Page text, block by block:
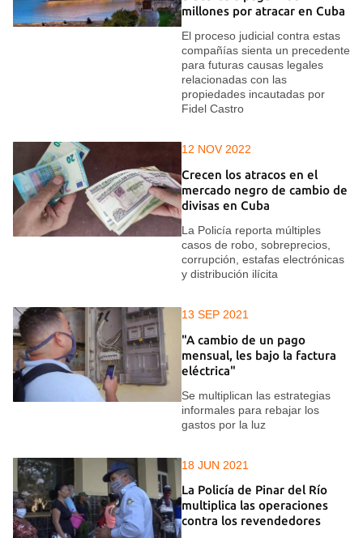
millones por atracar en Cuba
El proceso judicial contra estas
compañías sienta un precedente
para futuras causas legales
relacionadas con las
propiedades incautadas por
Fidel Castro
12 NOV 2022
Crecen los atracos en el
mercado negro de cambio de
divisas en Cuba
La Policía reporta múltiples
casos de robo, sobreprecios,
corrupción, estafas electrónicas
y distribución ilícita
13 SEP 2021
"A cambio de un pago
mensual, les bajo la factura
eléctrica"
Se multiplican las estrategias
informales para rebajar los
gastos por la luz
18 JUN 2021
La Policía de Pinar del Río
multiplica las operaciones
contra los revendedores